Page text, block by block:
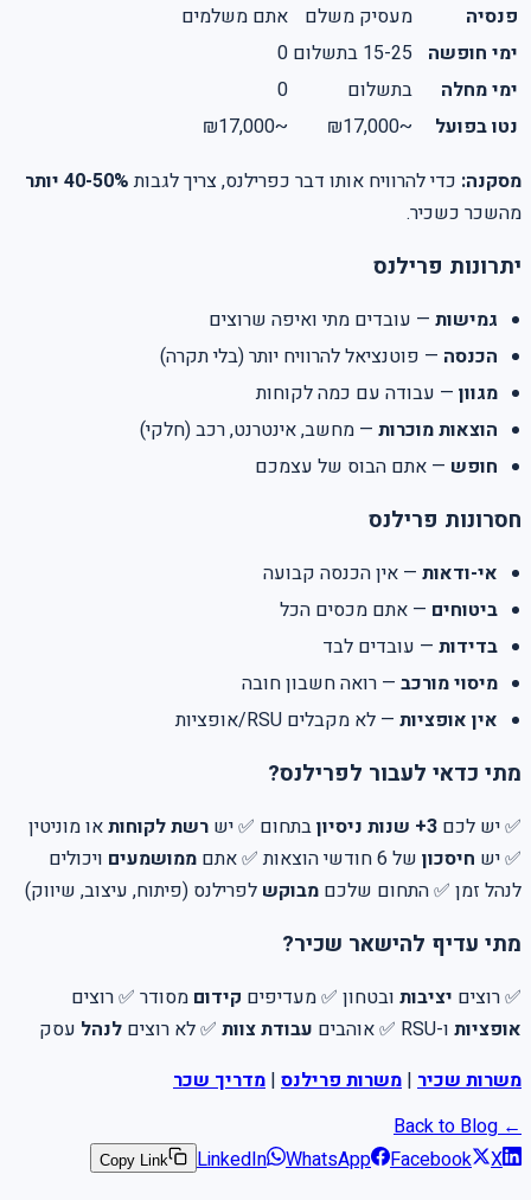
פנסיה
מעסיק משלם
אתם משלמים
ימי חופשה
15-25 בתשלום
0
ימי מחלה
בתשלום
0
נטו בפועל
~₪17,000
~₪17,000
מסקנה: כדי להרוויח אותו דבר כפרילנס, צריך לגבות40-50% יותר
מהשכר כשכיר.
יתרונות פרילנס
גמישות — עובדים מתי ואיפה שרוצים
הכנסה — פוטנציאל להרוויח יותר (בלי תקרה)
מגוון — עבודה עם כמה לקוחות
הוצאות מוכרות — מחשב, אינטרנט, רכב (חלקי)
חופש — אתם הבוס של עצמכם
חסרונות פרילנס
אי-ודאות — אין הכנסה קבועה
ביטוחים — אתם מכסים הכל
בדידות — עובדים לבד
מיסוי מורכב — רואה חשבון חובה
אין אופציות — לא מקבלים RSU/אופציות
מתי כדאי לעבור לפרילנס?
✅ יש לכם 3+ שנות ניסיון בתחום ✅ יש רשת לקוחותאו מוניטין
✅ יש חיסכון של 6 חודשי הוצאות ✅ אתם ממושמעים ויכולים
לנהל זמן ✅ התחום שלכם מבוקש לפרילנס (פיתוח, עיצוב, שיווק)
מתי עדיף להישאר שכיר?
✅ רוצים יציבות ובטחון ✅ מעדיפים קידום מסודר ✅ רוצים
אופציות ו-RSU ✅ אוהבים עבודת צוות ✅ לא רוצים לנהל עסק
משרות שכיר | משרות פרילנס | מדריך שכר
← Back to Blog
LinkedIn
WhatsApp Facebook X
Copy Link